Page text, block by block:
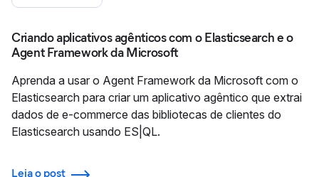
Criando aplicativos agênticos com o Elasticsearch e o
Agent Framework da Microsoft
Aprenda a usar o Agent Framework da Microsoft com o
Elasticsearch para criar um aplicativo agêntico que extrai
dados de e-commerce das bibliotecas de clientes do
Elasticsearch usando ES|QL.
Leia o post